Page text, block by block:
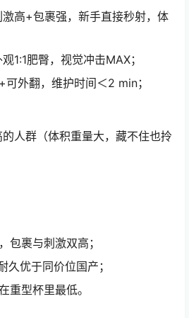
激高+包裹强，新手直接秒射，体
观1:1肥臀，视觉冲击MAX；
可外翻，维护时间＜2 min；
人群（体积重量大，藏不住也拎
包裹与刺激双高；
久优于同价位国产；
重型杯里最低。